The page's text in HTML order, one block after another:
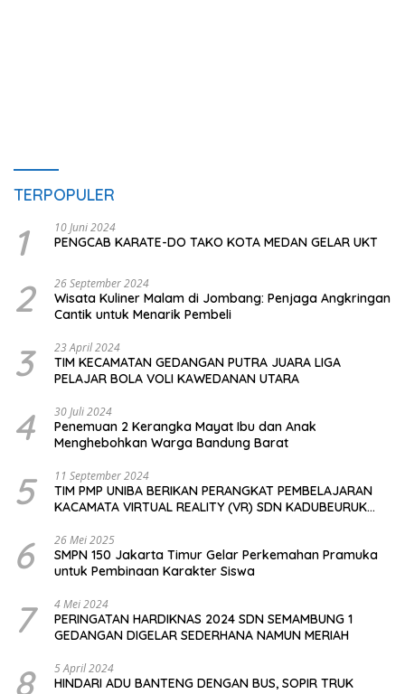
TERPOPULER
1 10 Juni 2024
PENGCAB KARATE-DO TAKO KOTA MEDAN GELAR UKT
2 26 September 2024
Wisata Kuliner Malam di Jombang: Penjaga Angkringan
Cantik untuk Menarik Pembeli
3 23 April 2024
TIM KECAMATAN GEDANGAN PUTRA JUARA LIGA
PELAJAR BOLA VOLI KAWEDANAN UTARA
4 30 Juli 2024
Penemuan 2 Kerangka Mayat Ibu dan Anak
Menghebohkan Warga Bandung Barat
5 11 September 2024
TIM PMP UNIBA BERIKAN PERANGKAT PEMBELAJARAN
KACAMATA VIRTUAL REALITY (VR) SDN KADUBEURUK
6 26 Mei 2025
SMPN 150 Jakarta Timur Gelar Perkemahan Pramuka
untuk Pembinaan Karakter Siswa
7 4 Mei 2024
PERINGATAN HARDIKNAS 2024 SDN SEMAMBUNG 1
GEDANGAN DIGELAR SEDERHANA NAMUN MERIAH
8 5 April 2024
HINDARI ADU BANTENG DENGAN BUS, SOPIR TRUK